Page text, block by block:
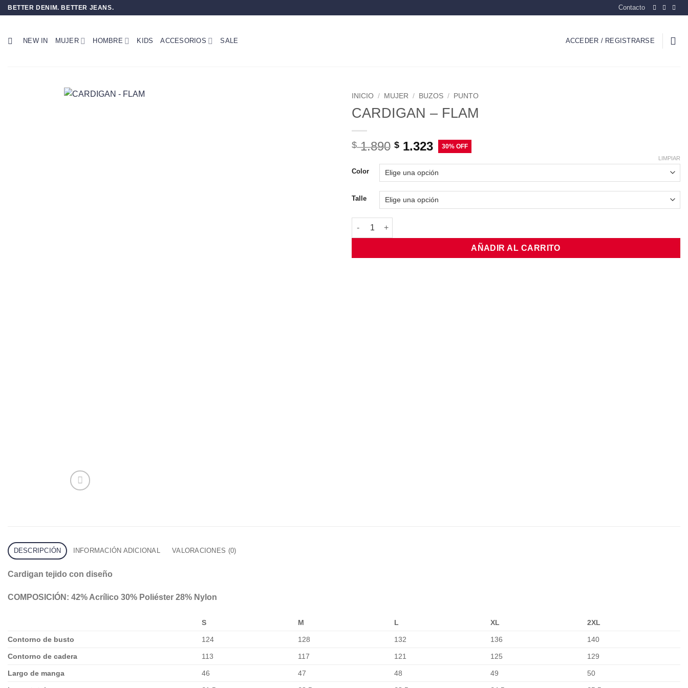
Saltar
BETTER DENIM. BETTER JEANS. Contacto
NEW IN MUJER HOMBRE KIDS ACCESORIOS SALE ACCEDER / REGISTRARSE
INICIO / MUJER / BUZOS / PUNTO
CARDIGAN – FLAM
$1.890 $ 1.323
Color
Talle
LIMPIAR
CARDIGAN - FLAM cantidad
AÑADIR AL CARRITO
DESCRIPCIÓN INFORMACIÓN ADICIONAL VALORACIONES (0)
Cardigan tejido con diseño
COMPOSICIÓN: 42% Acrílico 30% Poliéster 28% Nylon
S M L XL 2XL
Contorno de busto 124 128 132 136 140
Contorno de cadera 113 117 121 125 129
Largo de manga 46 47 48 49 50